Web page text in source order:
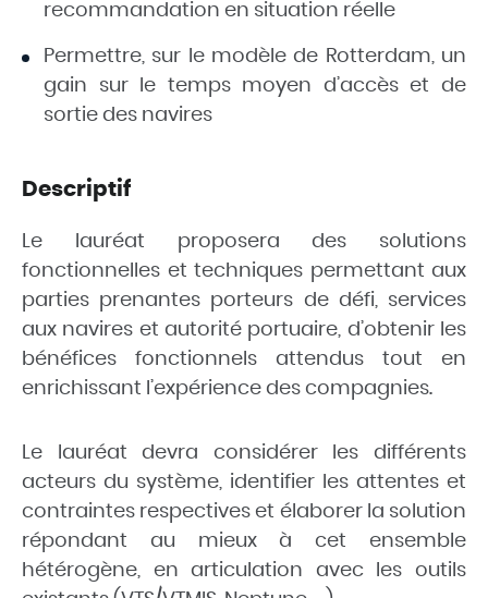
recommandation en situation réelle
Permettre, sur le modèle de Rotterdam, un
gain sur le temps moyen d’accès et de
sortie des navires
Descriptif
Le lauréat proposera des solutions
fonctionnelles et techniques permettant aux
parties prenantes porteurs de défi, services
aux navires et autorité portuaire, d’obtenir les
bénéfices fonctionnels attendus tout en
enrichissant l’expérience des compagnies.
Le lauréat devra considérer les différents
acteurs du système, identifier les attentes et
contraintes respectives et élaborer la solution
répondant au mieux à cet ensemble
hétérogène, en articulation avec les outils